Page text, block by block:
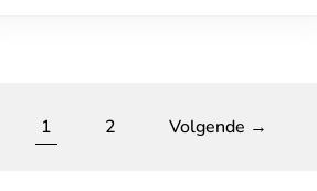
1 2 Volgende →